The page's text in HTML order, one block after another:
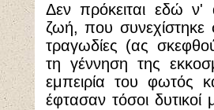
Δεν πρόκειται εδώ ν'
ζωή, που συνεχίστηκε
τραγωδίες (ας
τη γέννηση της
εμπειρία του φωτός
έφτασαν τόσοι δυτικοί